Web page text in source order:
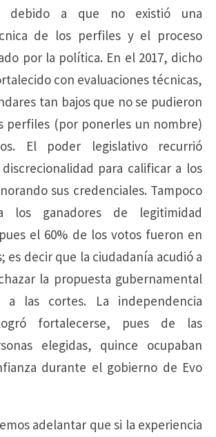
debido a que no existió una
de los perfiles y el proceso
por la política. En el 2017, dicho
con evaluaciones técnicas,
tan bajos que no se pudieron
perfiles (por ponerles un nombre)
El poder legislativo recurrió
para calificar a los
sus credenciales. Tampoco
los ganadores de legitimidad
el 60% de los votos fueron en
es decir que la ciudadanía acudió a
la propuesta gubernamental
a las cortes. La independencia
fortalecerse, pues de las
elegidas, quince ocupaban
durante el gobierno de Evo
adelantar que si la experiencia